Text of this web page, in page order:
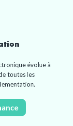
évolue à
toutes les